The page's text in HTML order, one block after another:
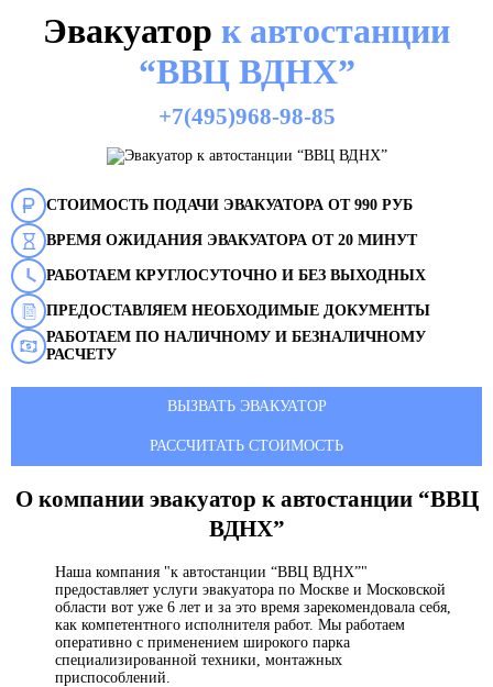
Эвакуатор к автостанции
“ВВЦ ВДНХ”
+7(495)968-98-85
СТОИМОСТЬ ПОДАЧИ ЭВАКУАТОРА ОТ 990 РУБ
ВРЕМЯ ОЖИДАНИЯ ЭВАКУАТОРА ОТ 20 МИНУТ
РАБОТАЕМ КРУГЛОСУТОЧНО И БЕЗ ВЫХОДНЫХ
ПРЕДОСТАВЛЯЕМ НЕОБХОДИМЫЕ ДОКУМЕНТЫ
РАБОТАЕМ ПО НАЛИЧНОМУ И БЕЗНАЛИЧНОМУ
РАСЧЕТУ
ВЫЗВАТЬ ЭВАКУАТОР
РАССЧИТАТЬ СТОИМОСТЬ
О компании эвакуатор к автостанции “ВВЦ
ВДНХ”
Наша компания "к автостанции “ВВЦ ВДНХ”"
предоставляет услуги эвакуатора по Москве и Московской
области вот уже 6 лет и за это время зарекомендовала себя,
как компетентного исполнителя работ. Мы работаем
оперативно с применением широкого парка
специализированной техники, монтажных
приспособлений.